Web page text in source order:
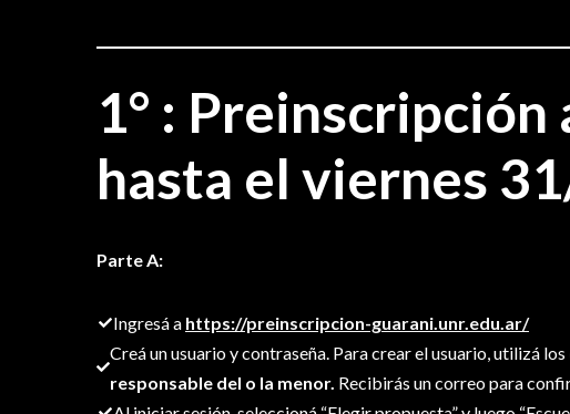
1° : Preinscripción
hasta el viernes
Parte A:
Ingresá a https://preinscripcion-guarani.unr.edu.ar/
Creá un usuario y contraseña. Para crear el usuario, utilizá los
responsable del o la menor. Recibirás un correo para